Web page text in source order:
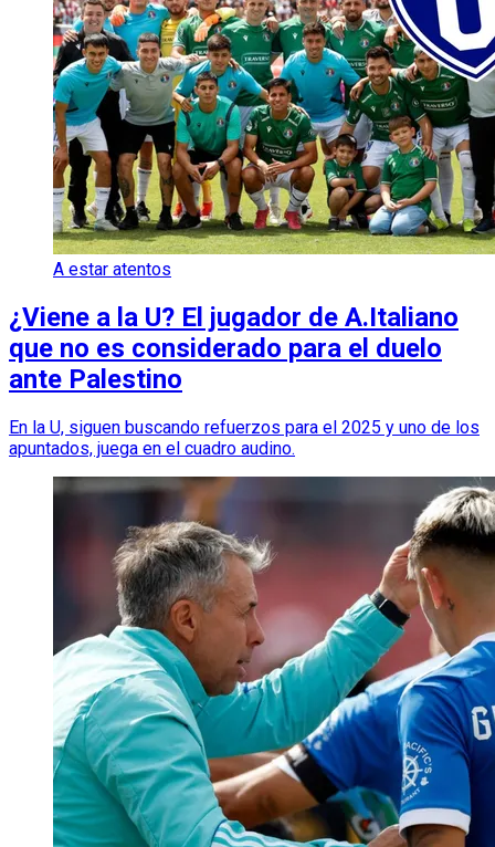
A estar atentos
¿Viene a la U? El jugador de A.Italiano
que no es considerado para el duelo
ante Palestino
En la U, siguen buscando refuerzos para el 2025 y uno de los
apuntados, juega en el cuadro audino.